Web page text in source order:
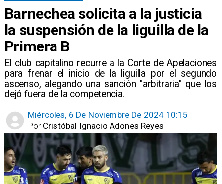
Barnechea solicita a la justicia
la suspensión de la liguilla de la
Primera B
​El club capitalino recurre a la Corte de Apelaciones
para frenar el inicio de la liguilla por el segundo
ascenso, alegando una sanción "arbitraria" que los
dejó fuera de la competencia.
Miércoles, 6 De Noviembre De 2024 10:15
Cristóbal Ignacio Adones Reyes
Por